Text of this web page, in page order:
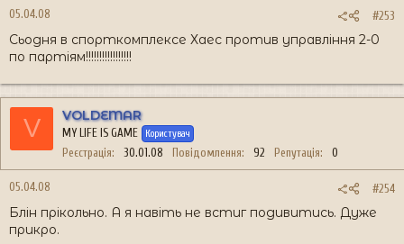
05.04.08 #253
Сьодня в спорткомплексе Хаес против управління 2-0
по партіям!!!!!!!!!!!!!!!!!
V VOLDEMAR
MY LIFE IS GAME Користувач
Реєстрація 30.01.08 Повідомлення 92 Репутація 0
05.04.08 #254
Блін прікольно. А я навіть не встиг подивитись. Дуже
прикро.